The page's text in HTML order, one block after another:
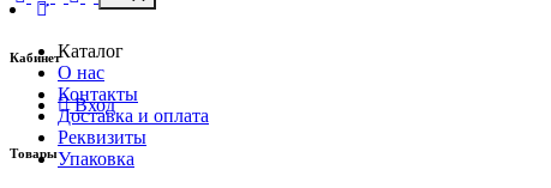
Кабинет
Вход
Товары
Каталог
О нас
Контакты
Доставка и оплата
Реквизиты
Упаковка